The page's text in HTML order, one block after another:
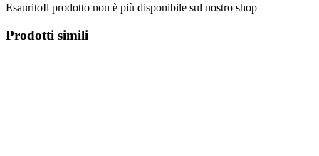
EsauritoIl prodotto non è più disponibile sul nostro shop
Prodotti simili